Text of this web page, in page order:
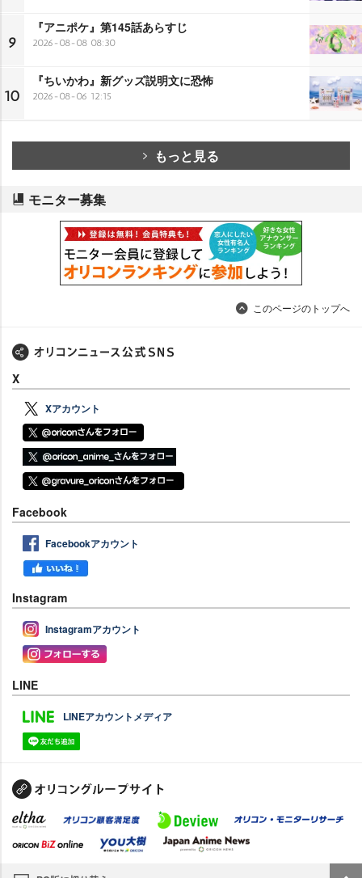
9
『アニポケ』第145話あらすじ
2026-08-08 08:30
10
『ちいかわ』新グッズ説明文に恐怖
2026-08-06 12:15
もっと見る
モニター募集
このページのトップへ
X
Xアカウント
Facebook
Facebookアカウント
Instagram
Instagramアカウント
LINE
LINEアカウントメディア